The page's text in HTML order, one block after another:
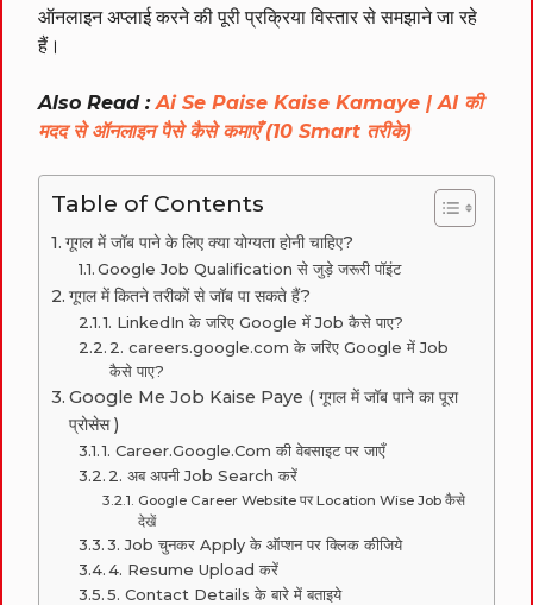
ऑनलाइन अप्लाई करने की पूरी प्रक्रिया विस्तार से समझाने जा रहे
हैं।
Also Read :Ai Se Paise Kaise Kamaye | AI की
मदद से ऑनलाइन पैसे कैसे कमाएँ (10 Smart तरीके)
Table of Contents
गूगल में जॉब पाने के लिए क्या योग्यता होनी चाहिए?
Google Job Qualification से जुड़े जरूरी पॉइंट
गूगल में कितने तरीकों से जॉब पा सकते हैं?
1. LinkedIn के जरिए Google में Job कैसे पाए?
2. careers.google.com के जरिए Google में Job
कैसे पाए?
Google Me Job Kaise Paye ( गूगल में जॉब पाने का पूरा
प्रोसेस )
1. Career.Google.Com की वेबसाइट पर जाएँ
2. अब अपनी Job Search करें
Google Career Website पर Location Wise Job कैसे
देखें
3. Job चुनकर Apply के ऑप्शन पर क्लिक कीजिये
4. Resume Upload करें
5. Contact Details के बारे में बताइये